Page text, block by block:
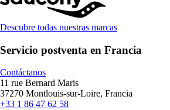
Descubre todas nuestras marcas
Servicio postventa en Francia
Contáctanos
11 rue Bernard Maris
37270 Montlouis-sur-Loire, Francia
+33 1 86 47 62 58